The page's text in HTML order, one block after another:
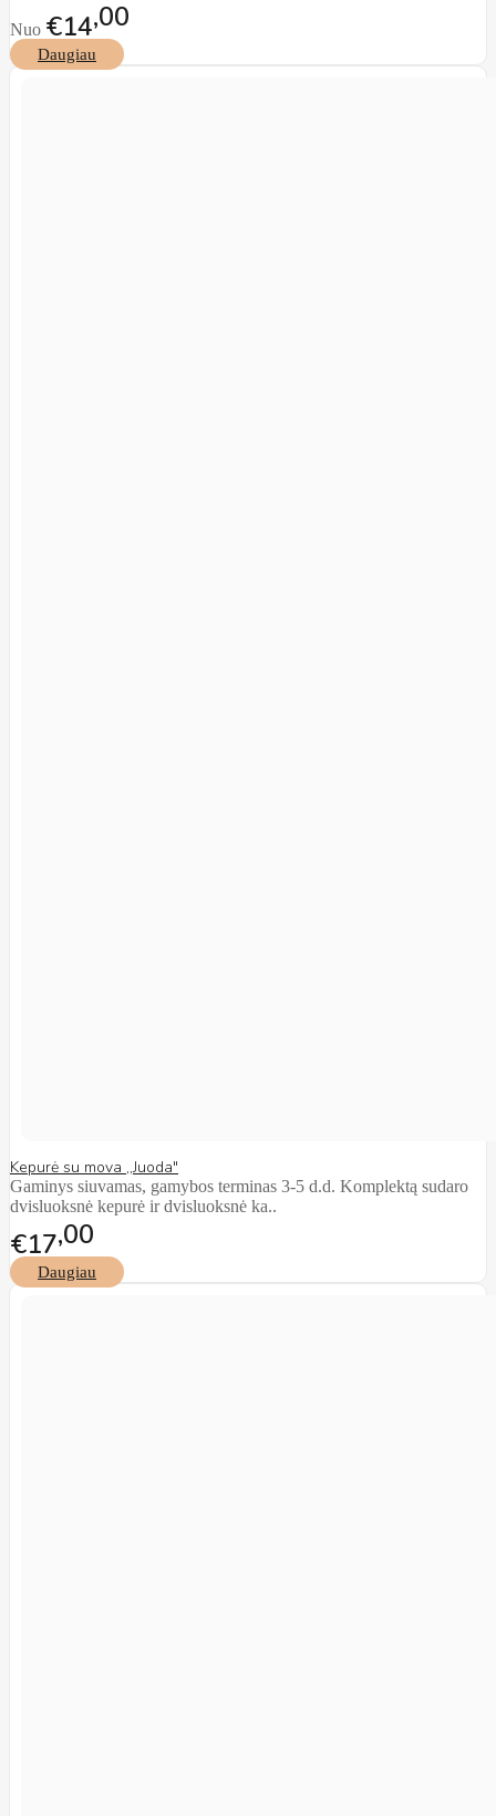
Nuo €14 00
Daugiau
Kepurė su mova ,,Juoda"
Gaminys siuvamas, gamybos terminas 3-5 d.d. Komplektą sudaro
dvisluoksnė kepurė ir dvisluoksnė ka..
€17 00
Daugiau